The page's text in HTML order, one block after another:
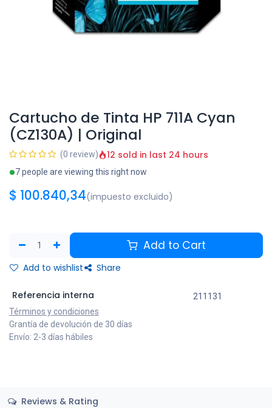
Cartucho de Tinta HP 711A Cyan
(CZ130A) | Original
(0 review) 12 sold in last 24 hours
7 people are viewing this right now
$ 100.840,34(impuesto excluido)
Add to Cart
Add to wishlist Share
Referencia interna
211131
Términos y condiciones
Grantía de devolución de 30 días
Envío: 2-3 días hábiles
Reviews & Rating